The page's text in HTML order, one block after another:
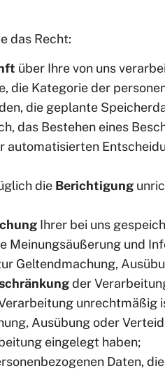
das Recht:
über Ihre von uns
die Kategorie der
die geplante
das Bestehen eines
automatisierten
die Berichtigung
Ihrer bei uns
Meinungsäußerung und
Geltendmachung,
der
unrechtmäßig
Ausübung oder
eingelegt haben;
Daten,